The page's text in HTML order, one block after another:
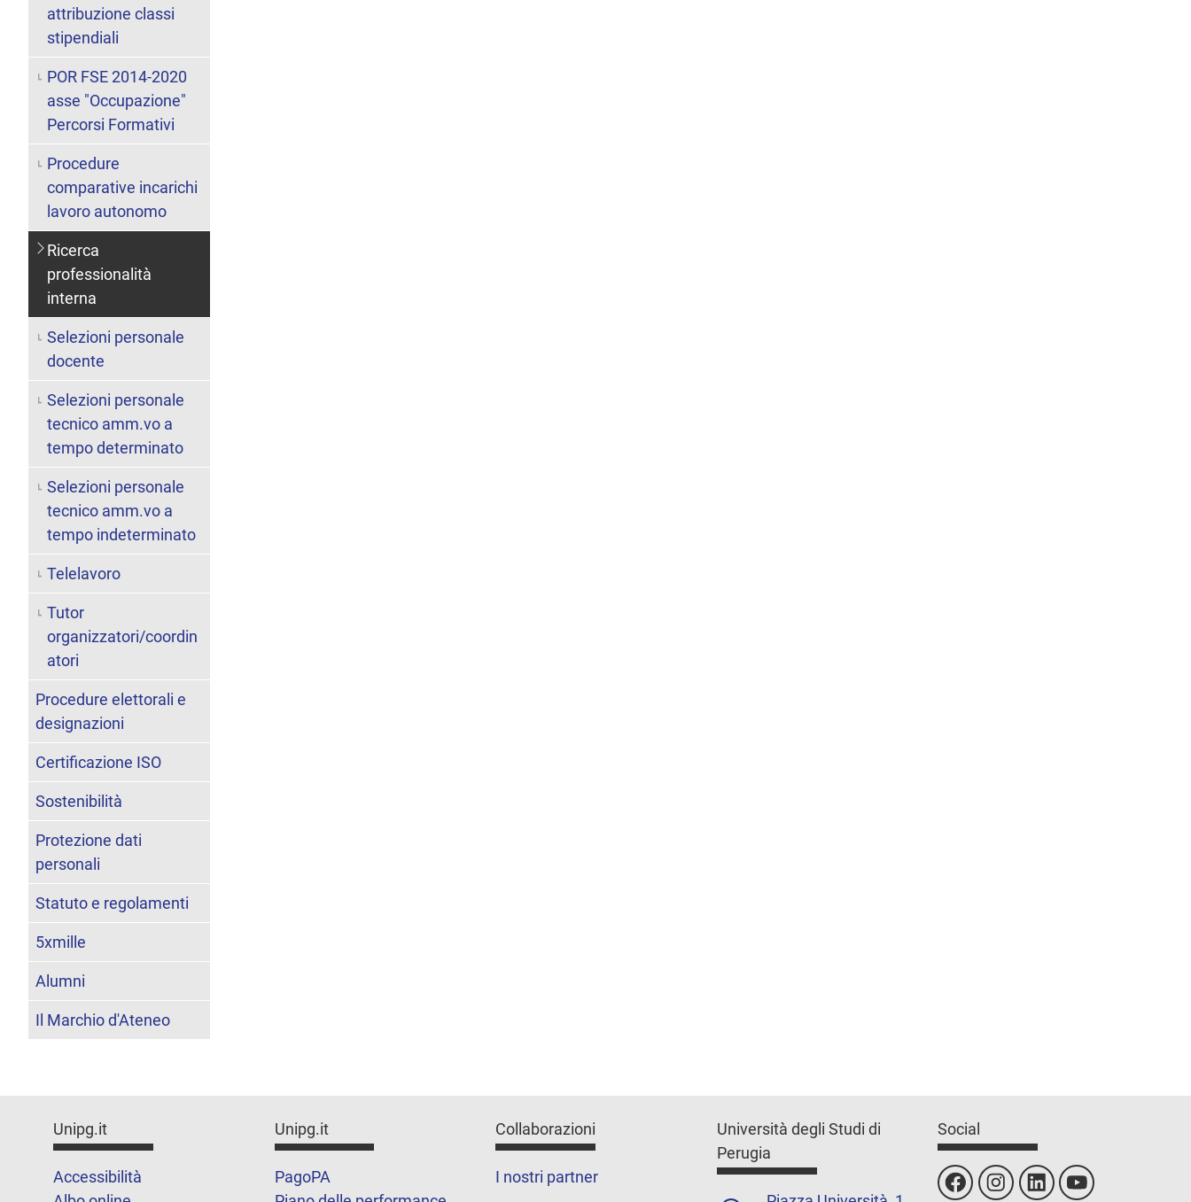
attribuzione classi
stipendiali
POR FSE 2014-2020
asse "Occupazione"
Percorsi Formativi
Procedure
comparative incarichi
lavoro autonomo
Ricerca
professionalità
interna
Selezioni personale
docente
Selezioni personale
tecnico amm.vo a
tempo determinato
Selezioni personale
tecnico amm.vo a
tempo indeterminato
Telelavoro
Tutor
organizzatori/coordin
atori
Procedure elettorali e
designazioni
Certificazione ISO
Sostenibilità
Protezione dati
personali
Statuto e regolamenti
5xmille
Alumni
Il Marchio d'Ateneo
Unipg.it
Accessibilità
Unipg.it
PagoPA
Collaborazioni
I nostri partner
Università degli Studi di
Perugia
Social